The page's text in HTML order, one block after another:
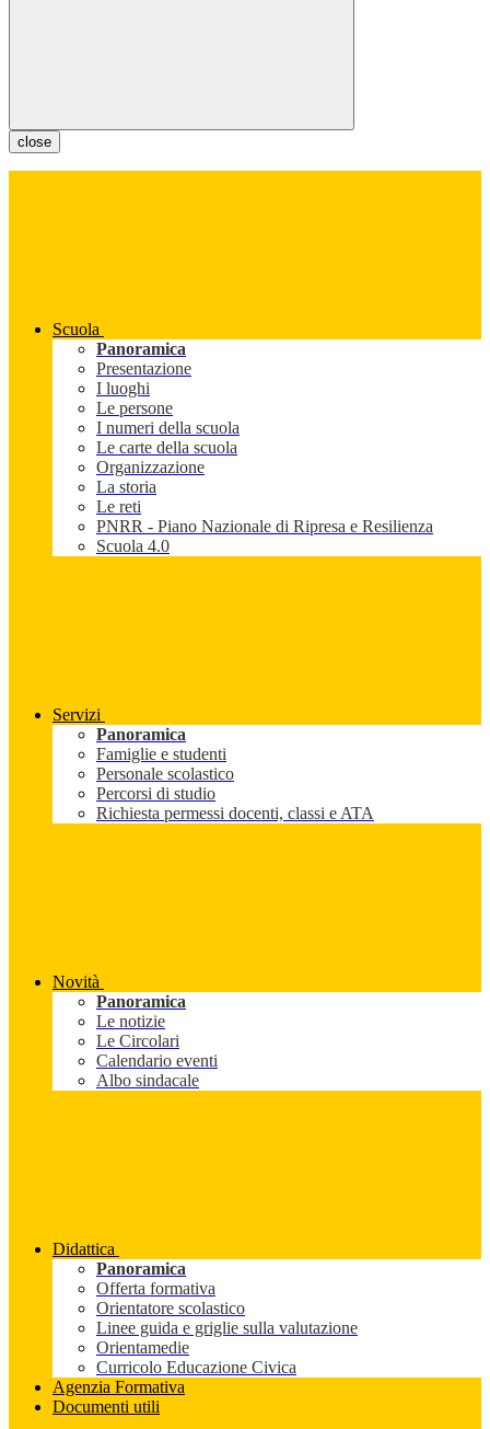
close
Scuola
Panoramica
Presentazione
I luoghi
Le persone
I numeri della scuola
Le carte della scuola
Organizzazione
La storia
Le reti
PNRR - Piano Nazionale di Ripresa e Resilienza
Scuola 4.0
Servizi
Panoramica
Famiglie e studenti
Personale scolastico
Percorsi di studio
Richiesta permessi docenti, classi e ATA
Novità
Panoramica
Le notizie
Le Circolari
Calendario eventi
Albo sindacale
Didattica
Panoramica
Offerta formativa
Orientatore scolastico
Linee guida e griglie sulla valutazione
Orientamedie
Curricolo Educazione Civica
Agenzia Formativa
Documenti utili